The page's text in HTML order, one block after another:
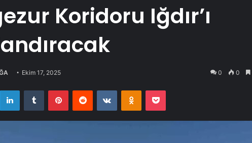
Koridoru Iğdır’ı
Ekim 17, 2025 0 0
LinkedInTumblr PinterestReddit VKontakteOdnoklassniki
Pocket